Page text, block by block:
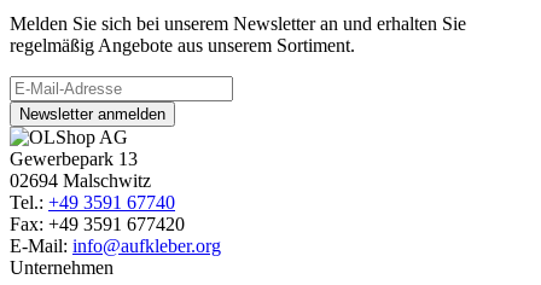
Melden Sie sich bei unserem Newsletter an und erhalten Sie
regelmäßig Angebote aus unserem Sortiment.
Newsletter anmelden
Gewerbepark 13
02694 Malschwitz
Tel.: +49 3591 67740
Fax: +49 3591 677420
E-Mail: info@aufkleber.org
Unternehmen